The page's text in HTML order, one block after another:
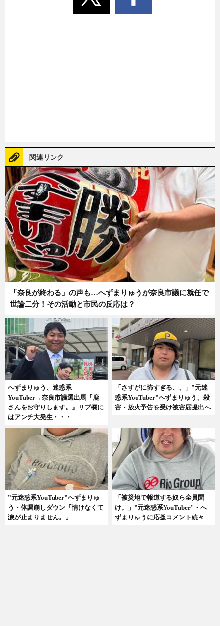
関連リンク
「奈良が終わる」の声も…へずまりゅうが奈良市議に就任で
世論二分！その活動と市民の反応は？
へずまりゅう、迷惑系
YouTuber→奈良市議選出馬『鹿
さんをお守りします。』リプ欄に
はアンチ大発生・・・
「さすがに怖すぎる、、」”元迷
惑系YouTuber”へずまりゅう、殺
害・放火予告を受け被害届提出へ
”元迷惑系YouTuber”へずまりゅ
う・体調崩しダウン「情けなくて
涙が止まりません。」
「被災地で報道する奴ら全員聞
け。」”元迷惑系YouTuber”・へ
ずまりゅうに応援コメント続々